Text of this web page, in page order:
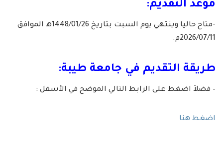
موعد التقديم:
-متاح حاليا وينتهي يوم السبت بتاريخ 1448/01/26هـ الموافق
2026/07/11م.
طريقة التقديم في جامعة طيبة:
– فضلاَ اضغط على الرابط التالي الموضح في الأسفل :
اضغط هنا